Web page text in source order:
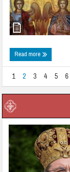
Read more
1 2 3 4 5 6